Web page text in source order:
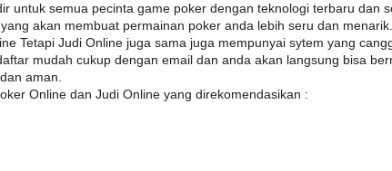
untuk semua pecinta game poker dengan teknologi terbaru dan
akan membuat permainan poker anda lebih seru dan
Tetapi Judi Online juga sama juga mempunyai sytem yang
mudah cukup dengan email dan anda akan langsung bisa
aman.
Online dan Judi Online yang direkomendasikan :